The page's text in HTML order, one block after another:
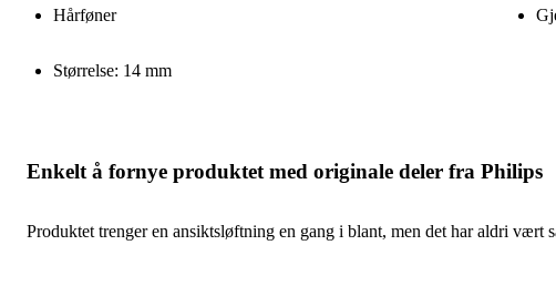
Hårføner
Størrelse: 14 mm
Enkelt å fornye produktet med originale deler fra Philips
Produktet trenger en ansiktsløftning en gang i blant, men det har aldri